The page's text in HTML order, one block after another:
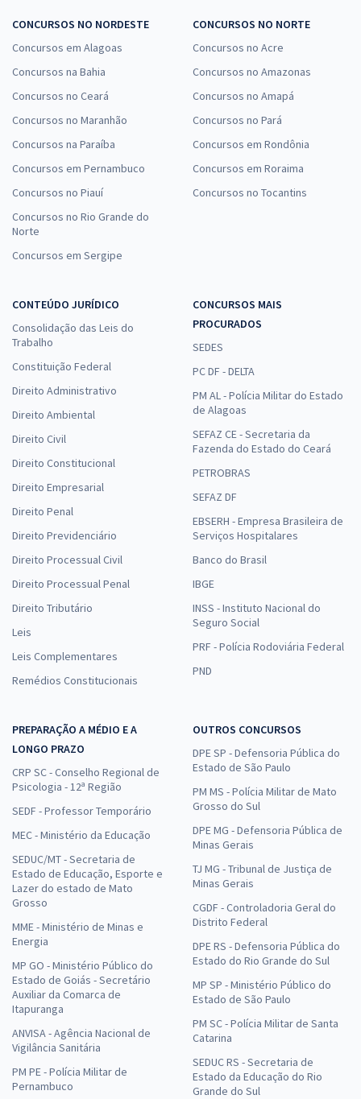
CONCURSOS NO NORDESTE
Concursos em Alagoas
Concursos na Bahia
Concursos no Ceará
Concursos no Maranhão
Concursos na Paraíba
Concursos em Pernambuco
Concursos no Piauí
Concursos no Rio Grande do
Norte
Concursos em Sergipe
CONCURSOS NO NORTE
Concursos no Acre
Concursos no Amazonas
Concursos no Amapá
Concursos no Pará
Concursos em Rondônia
Concursos em Roraima
Concursos no Tocantins
CONTEÚDO JURÍDICO
Consolidação das Leis do
Trabalho
Constituição Federal
Direito Administrativo
Direito Ambiental
Direito Civil
Direito Constitucional
Direito Empresarial
Direito Penal
Direito Previdenciário
Direito Processual Civil
Direito Processual Penal
Direito Tributário
Leis
Leis Complementares
Remédios Constitucionais
CONCURSOS MAIS
PROCURADOS
SEDES
PC DF - DELTA
PM AL - Polícia Militar do Estado
de Alagoas
SEFAZ CE - Secretaria da
Fazenda do Estado do Ceará
PETROBRAS
SEFAZ DF
EBSERH - Empresa Brasileira de
Serviços Hospitalares
Banco do Brasil
IBGE
INSS - Instituto Nacional do
Seguro Social
PRF - Polícia Rodoviária Federal
PND
PREPARAÇÃO A MÉDIO E A
LONGO PRAZO
CRP SC - Conselho Regional de
Psicologia - 12ª Região
SEDF - Professor Temporário
MEC - Ministério da Educação
SEDUC/MT - Secretaria de
Estado de Educação, Esporte e
Lazer do estado de Mato
Grosso
MME - Ministério de Minas e
Energia
MP GO - Ministério Público do
Estado de Goiás - Secretário
Auxiliar da Comarca de
Itapuranga
ANVISA - Agência Nacional de
Vigilância Sanitária
PM PE - Polícia Militar de
Pernambuco
OUTROS CONCURSOS
DPE SP - Defensoria Pública do
Estado de São Paulo
PM MS - Polícia Militar de Mato
Grosso do Sul
DPE MG - Defensoria Pública de
Minas Gerais
TJ MG - Tribunal de Justiça de
Minas Gerais
CGDF - Controladoria Geral do
Distrito Federal
DPE RS - Defensoria Pública do
Estado do Rio Grande do Sul
MP SP - Ministério Público do
Estado de São Paulo
PM SC - Polícia Militar de Santa
Catarina
SEDUC RS - Secretaria de
Estado da Educação do Rio
Grande do Sul